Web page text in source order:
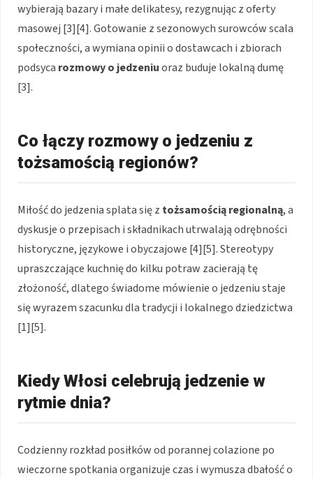
wybierają bazary i małe delikatesy, rezygnując z oferty
masowej [3][4]. Gotowanie z sezonowych surowców scala
społeczności, a wymiana opinii o dostawcach i zbiorach
podsyca rozmowy o jedzeniuoraz buduje lokalną dumę
[3].
Co łączy rozmowy o jedzeniu z
tożsamością regionów?
Miłość do jedzenia splata się z tożsamością regionalną, a
dyskusje o przepisach i składnikach utrwalają odrębności
historyczne, językowe i obyczajowe [4][5]. Stereotypy
upraszczające kuchnię do kilku potraw zacierają tę
złożoność, dlatego świadome mówienie o jedzeniu staje
się wyrazem szacunku dla tradycji i lokalnego dziedzictwa
[1][5].
Kiedy Włosi celebrują jedzenie w
rytmie dnia?
Codzienny rozkład posiłków od porannej colazione po
wieczorne spotkania organizuje czas i wymusza dbałość o